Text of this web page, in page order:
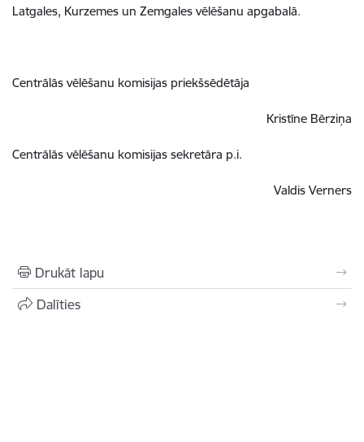
Latgales, Kurzemes un Zemgales vēlēšanu apgabalā.
Centrālās vēlēšanu komisijas priekšsēdētāja
Kristīne Bērziņa
Centrālās vēlēšanu komisijas sekretāra p.i.
Valdis Verners
Drukāt lapu
Dalīties